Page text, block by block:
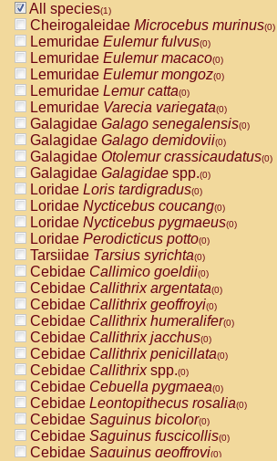
All species(1)
Cheirogaleidae Microcebus murinus(0)
Lemuridae Eulemur fulvus(0)
Lemuridae Eulemur macaco(0)
Lemuridae Eulemur mongoz(0)
Lemuridae Lemur catta(0)
Lemuridae Varecia variegata(0)
Galagidae Galago senegalensis(0)
Galagidae Galago demidovii(0)
Galagidae Otolemur crassicaudatus(0)
Galagidae Galagidae spp.(0)
Loridae Loris tardigradus(0)
Loridae Nycticebus coucang(0)
Loridae Nycticebus pygmaeus(0)
Loridae Perodicticus potto(0)
Tarsiidae Tarsius syrichta(0)
Cebidae Callimico goeldii(0)
Cebidae Callithrix argentata(0)
Cebidae Callithrix geoffroyi(0)
Cebidae Callithrix humeralifer(0)
Cebidae Callithrix jacchus(0)
Cebidae Callithrix penicillata(0)
Cebidae Callithrixspp.(0)
Cebidae Cebuella pygmaea(0)
Cebidae Leontopithecus rosalia(0)
Cebidae Saguinus bicolor(0)
Cebidae Saguinus fuscicollis(0)
Cebidae Saguinus geoffroyi(0)